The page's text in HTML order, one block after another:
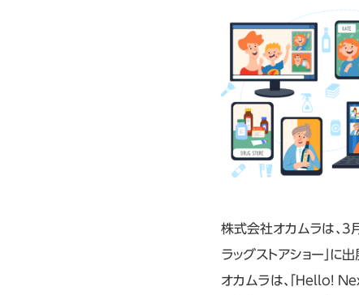
株式会社オカムラは、3
ラッグストアショー」に
オカムラは、「Hello!